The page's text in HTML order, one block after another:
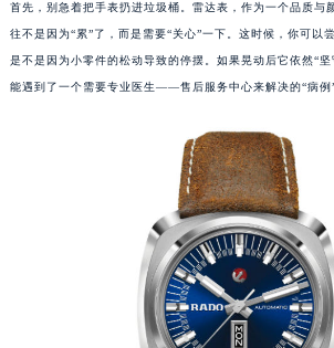
首先，别急着把手表扔进垃圾桶。雷达表，作为一个品质与
往不是因为“累”了，而是需要“关心”一下。这时候，你可以
是不是因为小零件的松动导致的停摆。如果晃动后它依然“
能遇到了一个需要专业医生——售后服务中心来解决的“病例”